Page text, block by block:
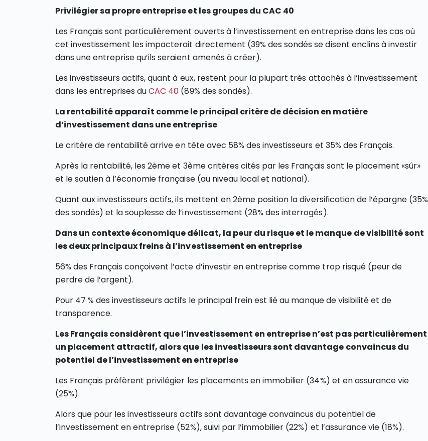
Privilégier sa propre entreprise et les groupes du CAC 40
Les Français sont particulièrement ouverts à l’investissement en entreprise dans les cas où
cet investissement les impacterait directement (39% des sondés se disent enclins à investir
dans une entreprise qu’ils seraient amenés à créer).
Les investisseurs actifs, quant à eux, restent pour la plupart très attachés à l’investissement
dans les entreprises duCAC 40 (89% des sondés).
La rentabilité apparaît comme le principal critère de décision en matière
d’investissement dans une entreprise
Le critère de rentabilité arrive en tête avec 58% des investisseurs et 35% des Français.
Après la rentabilité, les 2ème et 3ème critères cités par les Français sont le placement «sûr»
et le soutien à l’économie française (au niveau local et national).
Quant aux investisseurs actifs, ils mettent en 2ème position la diversification de l’épargne (35%
des sondés) et la souplesse de l’investissement (28% des interrogés).
Dans un contexte économique délicat, la peur du risque et le manque de visibilité sont
les deux principaux freins à l’investissement en entreprise
56% des Français conçoivent l’acte d’investir en entreprise comme trop risqué (peur de
perdre de l’argent).
Pour 47 % des investisseurs actifs le principal frein est lié au manque de visibilité et de
transparence.
Les Français considèrent que l’investissement en entreprise n’est pas particulièrement
un placement attractif, alors que les investisseurs sont davantage convaincus du
potentiel de l’investissement en entreprise
Les Français préfèrent privilégier les placements en immobilier (34%) et en assurance vie
(25%).
Alors que pour les investisseurs actifs sont davantage convaincus du potentiel de
l’investissement en entreprise (52%), suivi par l’immobilier (22%) et l’assurance vie (18%).